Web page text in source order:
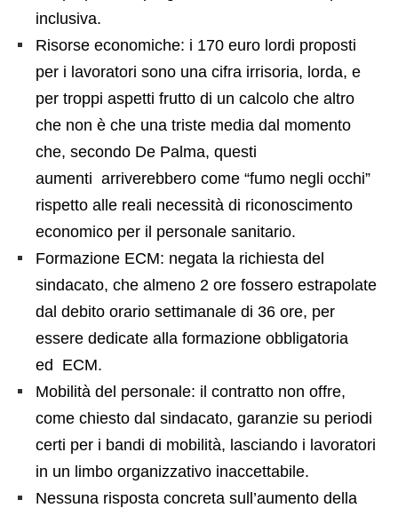
inclusiva.
Risorse economiche: i 170 euro lordi proposti
per i lavoratori sono una cifra irrisoria, lorda, e
per troppi aspetti frutto di un calcolo che altro
che non è che una triste media dal momento
che, secondo De Palma, questi
aumenti arriverebbero come “fumo negli occhi”
rispetto alle reali necessità di riconoscimento
economico per il personale sanitario.
Formazione ECM: negata la richiesta del
sindacato, che almeno 2 ore fossero estrapolate
dal debito orario settimanale di 36 ore, per
essere dedicate alla formazione obbligatoria
ed ECM.
Mobilità del personale: il contratto non offre,
come chiesto dal sindacato, garanzie su periodi
certi per i bandi di mobilità, lasciando i lavoratori
in un limbo organizzativo inaccettabile.
Nessuna risposta concreta sull’aumento della